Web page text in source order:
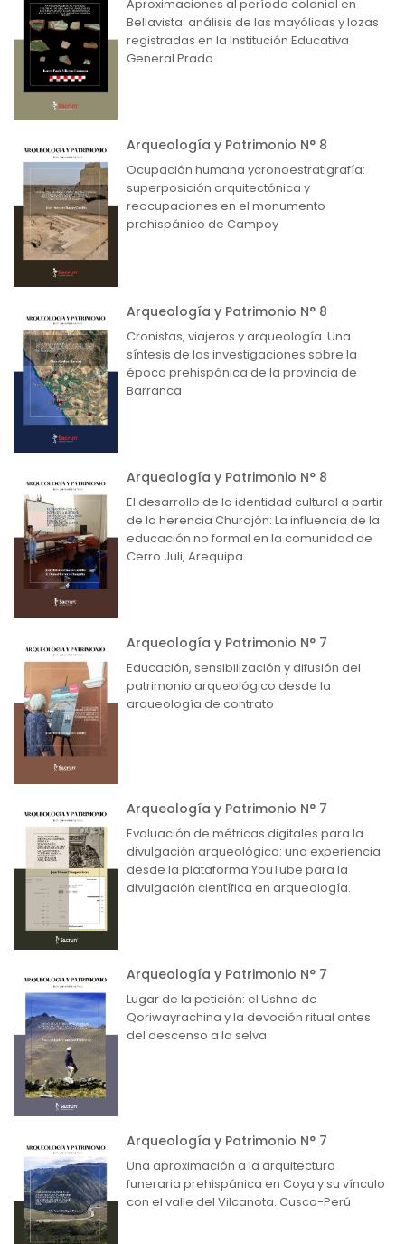
Aproximaciones al período colonial en
Bellavista: análisis de las mayólicas y lozas
registradas en la Institución Educativa
General Prado
Arqueología y Patrimonio N° 8
Ocupación humana ycronoestratigrafía:
superposición arquitectónica y
reocupaciones en el monumento
prehispánico de Campoy
Arqueología y Patrimonio N° 8
Cronistas, viajeros y arqueología. Una
síntesis de las investigaciones sobre la
época prehispánica de la provincia de
Barranca
Arqueología y Patrimonio N° 8
El desarrollo de la identidad cultural a partir
de la herencia Churajón: La influencia de la
educación no formal en la comunidad de
Cerro Juli, Arequipa
Arqueología y Patrimonio N° 7
Educación, sensibilización y difusión del
patrimonio arqueológico desde la
arqueología de contrato
Arqueología y Patrimonio N° 7
Evaluación de métricas digitales para la
divulgación arqueológica: una experiencia
desde la plataforma YouTube para la
divulgación científica en arqueología.
Arqueología y Patrimonio N° 7
Lugar de la petición: el Ushno de
Qoriwayrachina y la devoción ritual antes
del descenso a la selva
Arqueología y Patrimonio N° 7
Una aproximación a la arquitectura
funeraria prehispánica en Coya y su vínculo
con el valle del Vilcanota. Cusco-Perú